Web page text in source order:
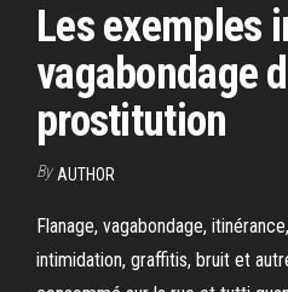
Les exemples
vagabondage
prostitution
By AUTHOR
Flanage, vagabondage,
intimidation, graffitis, bruit et